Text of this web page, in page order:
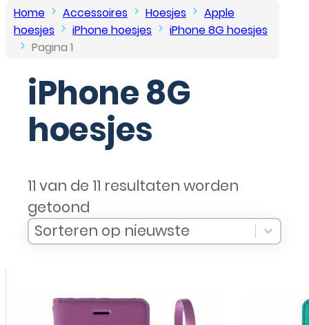
Home Accessoires Hoesjes
Apple
hoesjes
iPhone hoesjes
iPhone 8G hoesjes
Pagina 1
iPhone 8G
hoesjes
11 van de 11 resultaten worden
getoond
Sort Products
Sort content
Sorteren op nieuwste
Sort content